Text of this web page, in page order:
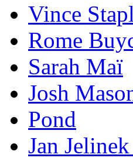
Vince
Rome
Sarah Maï
Josh
Pond
Jan